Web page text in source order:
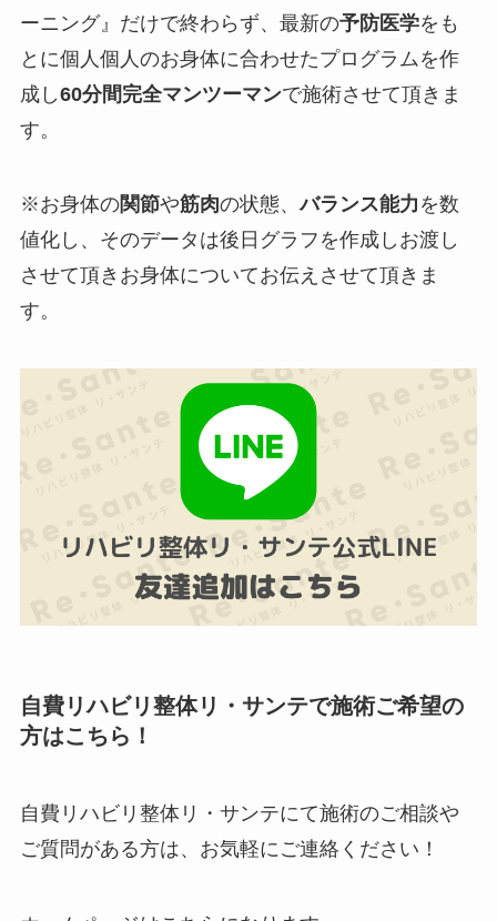
ーニング』だけで終わらず、最新の予防医学をも
とに個人個人のお身体に合わせたプログラムを作
成し60分間完全マンツーマンで施術させて頂きま
す。
※お身体の関節や筋肉の状態、バランス能力 を数
値化し、そのデータは後日グラフを作成しお渡し
させて頂きお身体についてお伝えさせて頂きま
す。
自費リハビリ整体リ・サンテで施術ご希望の
方はこちら！
自費リハビリ整体リ・サンテにて施術のご相談や
ご質問がある方は、お気軽にご連絡ください！